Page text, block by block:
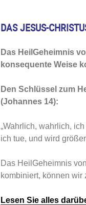
DAS JESUS-
Das HeilGeheimnis
konsequente Weise
Den Schlüssel zum
(Johannes 14):
„Wahrlich, wahrlich,
ich tue, und wird
Das HeilGeheimnis
kombiniert, können
Lesen Sie alles